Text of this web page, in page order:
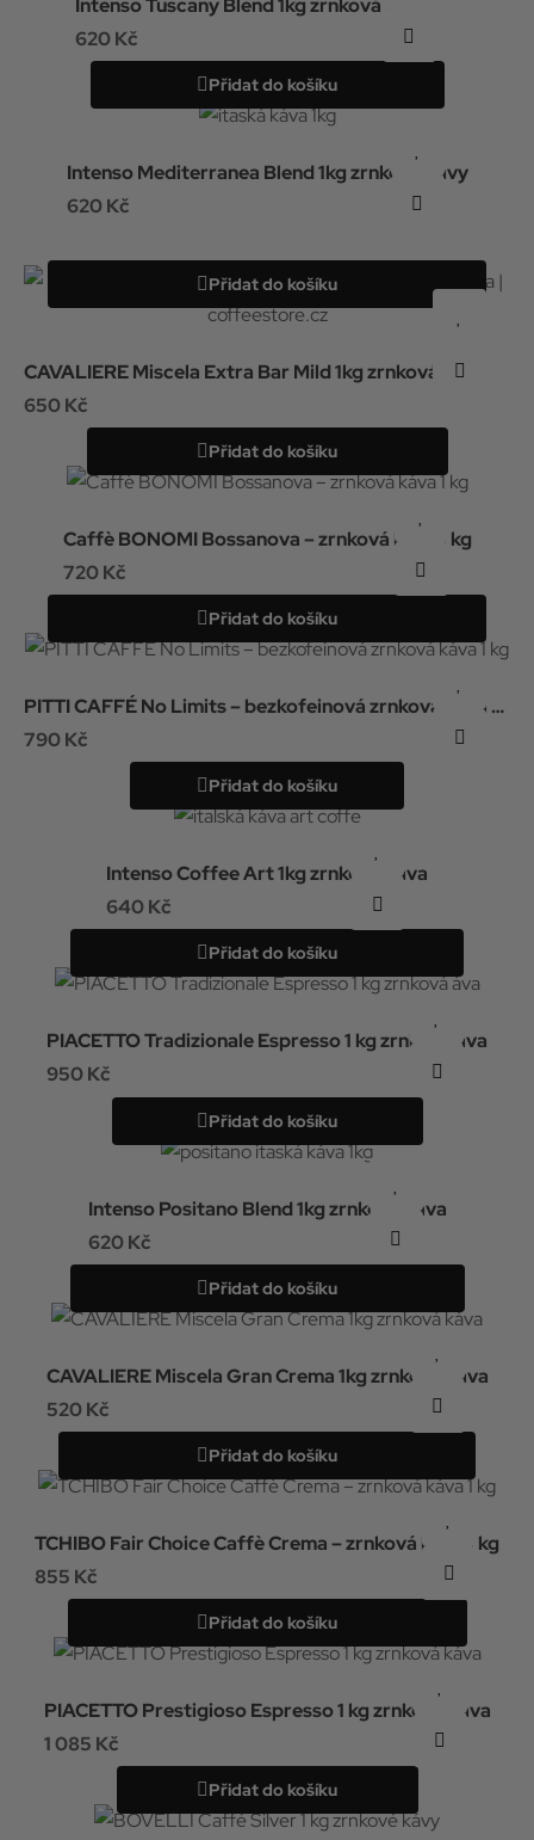
Intenso Tuscany Blend 1kg zrnková káva
620 Kč
Přidat do košíku
Intenso Mediterranea Blend 1kg zrnkové kávy
620 Kč
Přidat do košíku
CAVALIERE Miscela Extra Bar Mild 1kg zrnková káva
650 Kč
Přidat do košíku
Caffè BONOMI Bossanova – zrnková káva 1 kg
720 Kč
Přidat do košíku
PITTI CAFFÉ No Limits – bezkofeinová zrnková káva 1
kg
790 Kč
Přidat do košíku
Intenso Coffee Art 1kg zrnková káva
640 Kč
Přidat do košíku
PIACETTO Tradizionale Espresso 1 kg zrnková áva
950 Kč
Přidat do košíku
Intenso Positano Blend 1kg zrnková káva
620 Kč
Přidat do košíku
CAVALIERE Miscela Gran Crema 1kg zrnková káva
520 Kč
Přidat do košíku
TCHIBO Fair Choice Caffè Crema – zrnková káva 1 kg
855 Kč
Přidat do košíku
PIACETTO Prestigioso Espresso 1 kg zrnková káva
1 085 Kč
Přidat do košíku